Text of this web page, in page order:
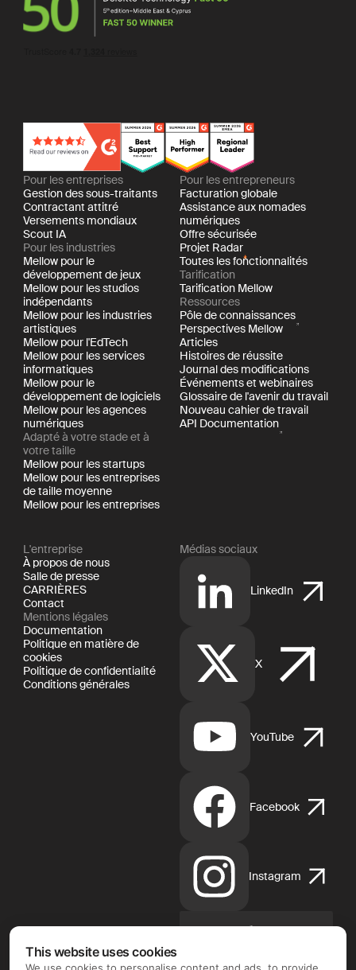
Pour les entreprises
Gestion des sous-traitants
Contractant attitré
Versements mondiaux
Scout IA
Pour les industries
Mellow pour le
développement de jeux
Mellow pour les studios
indépendants
Mellow pour les industries
artistiques
Mellow pour l'EdTech
Mellow pour les services
informatiques
Mellow pour le
développement de logiciels
Mellow pour les agences
numériques
Adapté à votre stade et à
votre taille
Mellow pour les startups
Mellow pour les entreprises
de taille moyenne
Mellow pour les entreprises
Pour les entrepreneurs
Facturation globale
Assistance aux nomades
numériques
Offre sécurisée
Projet Radar
Toutes les fonctionnalités
Tarification
Tarification Mellow
Ressources
Pôle de connaissances
Perspectives Mellow
Articles
Histoires de réussite
Journal des modifications
Événements et webinaires
Glossaire de l'avenir du travail
Nouveau cahier de travail
API Documentation
L'entreprise
À propos de nous
Salle de presse
CARRIÈRES
Contact
Mentions légales
Documentation
Politique en matière de
cookies
Politique de confidentialité
Conditions générales
Médias sociaux
LinkedIn
X
YouTube
Facebook
Instagram
Store
This website uses cookies